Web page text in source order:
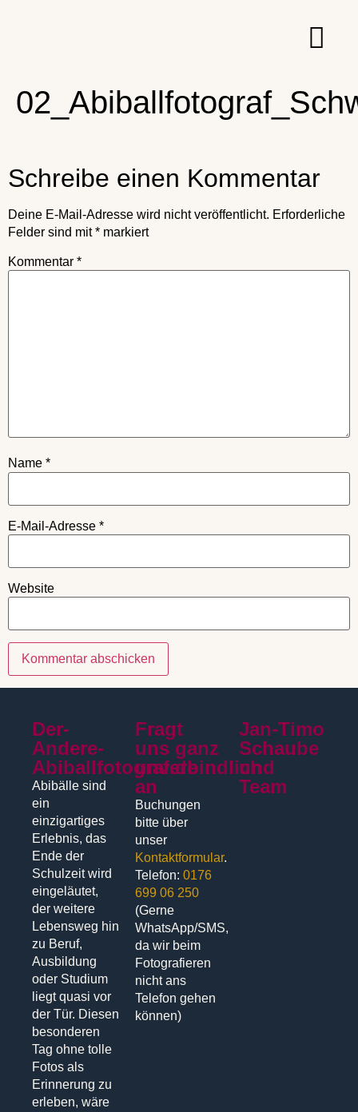
Schreibe einen Kommentar
Deine E-Mail-Adresse wird nicht veröffentlicht. Erforderliche
Felder sind mit* markiert
Kommentar *
Name *
E-Mail-Adresse *
Website
Der-
Andere-
Abiballfotograf.de
Abibälle sind
ein
einzigartiges
Erlebnis, das
Ende der
Schulzeit wird
eingeläutet,
der weitere
Lebensweg hin
zu Beruf,
Ausbildung
oder Studium
liegt quasi vor
der Tür. Diesen
besonderen
Tag ohne tolle
Fotos als
Erinnerung zu
erleben, wäre
Fragt
uns ganz
unverbindlich
an
Buchungen
bitte über
unser
Kontaktformular.
Telefon:0176
699 06 250
(Gerne
WhatsApp/SMS,
da wir beim
Fotografieren
nicht ans
Telefon gehen
können)
Jan-Timo
Schaube
und
Team